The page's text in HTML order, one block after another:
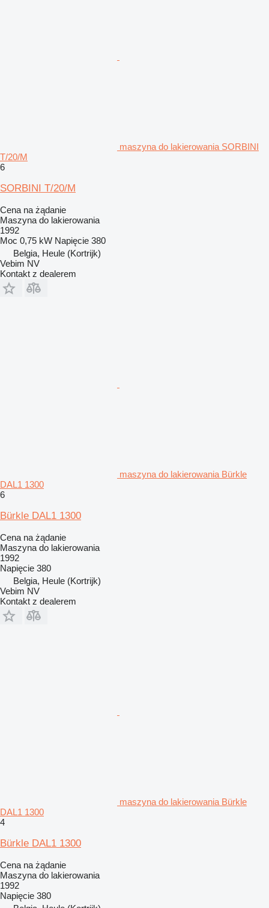
maszyna do lakierowania SORBINI
T/20/M
6
SORBINI T/20/M
Cena na żądanie
Maszyna do lakierowania
1992
Moc 0,75 kW Napięcie 380
Belgia, Heule (Kortrijk)
Vebim NV
Kontakt z dealerem
maszyna do lakierowania Bürkle
DAL1 1300
6
Bürkle DAL1 1300
Cena na żądanie
Maszyna do lakierowania
1992
Napięcie 380
Belgia, Heule (Kortrijk)
Vebim NV
Kontakt z dealerem
maszyna do lakierowania Bürkle
DAL1 1300
4
Bürkle DAL1 1300
Cena na żądanie
Maszyna do lakierowania
1992
Napięcie 380